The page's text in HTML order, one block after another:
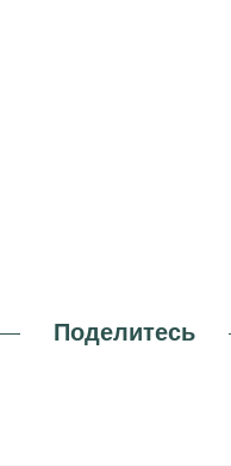
Поделитесь